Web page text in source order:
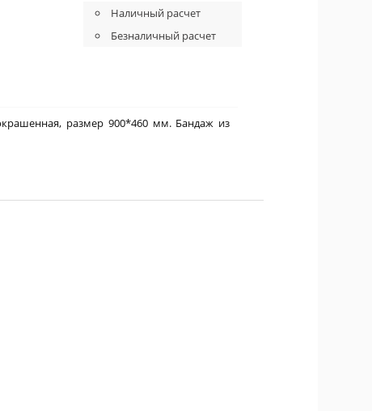
Наличный расчет
Безналичный расчет
размер 900*460 мм. Бандаж из